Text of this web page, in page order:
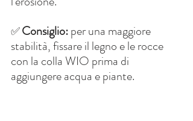
✅Consiglio: per una maggiore
stabilità, fissare il legno e le rocce
con la colla WIO prima di
aggiungere acqua e piante.